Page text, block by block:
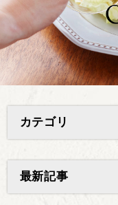
カテゴリ
最新記事